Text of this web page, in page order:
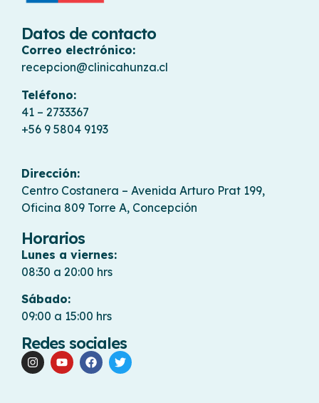
Datos de contacto
Correo electrónico:
recepcion@clinicahunza.cl
Teléfono:
41 – 2733367
+56 9 5804 9193
Dirección:
Centro Costanera – Avenida Arturo Prat 199,
Oficina 809 Torre A, Concepción
Horarios
Lunes a viernes:
08:30 a 20:00 hrs
Sábado:
09:00 a 15:00 hrs
Redes sociales